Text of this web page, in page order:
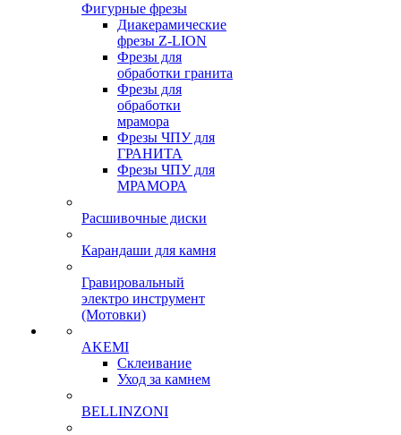
Фигурные фрезы
Диакерамические
фрезы Z-LION
Фрезы для
обработки гранита
Фрезы для
обработки
мрамора
Фрезы ЧПУ для
ГРАНИТА
Фрезы ЧПУ для
МРАМОРА
Расшивочные диски
Карандаши для камня
Гравировальный
электро инструмент
(Мотовки)
AKEMI
Склеивание
Уход за камнем
BELLINZONI